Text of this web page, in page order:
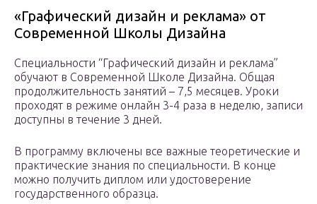
«Графический дизайн и реклама» от
Современной Школы Дизайна
Специальности “Графический дизайн и реклама”
обучают в Современной Школе Дизайна. Общая
продолжительность занятий – 7,5 месяцев. Уроки
проходят в режиме онлайн 3-4 раза в неделю, записи
доступны в течение 3 дней.
В программу включены все важные теоретические и
практические знания по специальности. В конце
можно получить диплом или удостоверение
государственного образца.